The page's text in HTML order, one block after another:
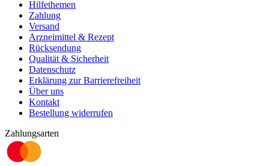
Hilfethemen
Zahlung
Versand
Arzneimittel & Rezept
Rücksendung
Qualität & Sicherheit
Datenschutz
Erklärung zur Barrierefreiheit
Über uns
Kontakt
Bestellung widerrufen
Zahlungsarten